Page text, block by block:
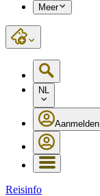
Meer
NL
Aanmelden
Reisinfo